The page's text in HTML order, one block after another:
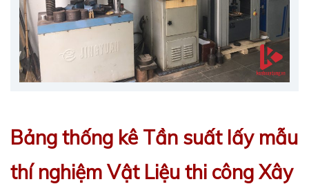
Bảng thống kê Tần suất lấy mẫu
thí nghiệm Vật Liệu thi công Xây